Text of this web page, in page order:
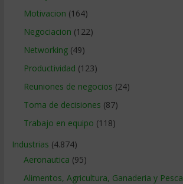
Motivacion (164)
Negociacion (122)
Networking(49)
Productividad (123)
Reuniones de negocios (24)
Toma de decisiones (87)
Trabajo en equipo (118)
Industrias (4.874)
Aeronautica (95)
Alimentos, Agricultura, Ganaderia y Pesca